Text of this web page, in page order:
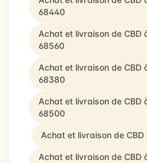
68440
Achat et livraison de CBD
68560
Achat et livraison de CBD
68380
Achat et livraison de CBD
68500
Achat et livraison de
Achat et livraison de CBD